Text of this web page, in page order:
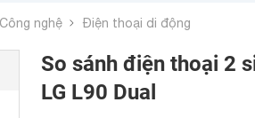
Công nghệ Điện thoại di động
So sánh điện thoại 2
LG L90 Dual